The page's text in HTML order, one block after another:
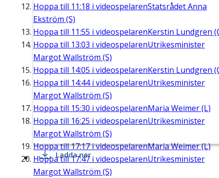
Hoppa till 11:18 i videospelarenStatsrådet Anna
Ekström (S)
Hoppa till 11:55 i videospelarenKerstin Lundgren
Hoppa till 13:03 i videospelarenUtrikesminister
Margot Wallström (S)
Hoppa till 14:05 i videospelarenKerstin Lundgren
Hoppa till 14:44i videospelarenUtrikesminister
Margot Wallström (S)
Hoppa till 15:30 i videospelarenMaria Weimer (L)
Hoppa till 16:25 i videospelarenUtrikesminister
Margot Wallström (S)
Hoppa till17:17i videospelarenMaria Weimer (L)
Hoppa till17:47 i videospelarenUtrikesminister
Margot Wallström (S)
Ladda ner